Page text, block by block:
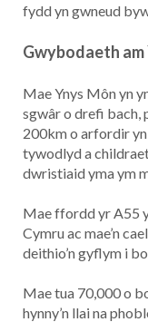
fydd yn gwneud
Gwybodaeth am
Mae Ynys Môn yn
sgwâr o drefi bach,
200km o arfordir
tywodlyd a
dwristiaid yma ym
Mae ffordd yr A55
Cymru ac mae’n
deithio’n gyflym i
Mae tua 70,000 o
hynny’n llai na